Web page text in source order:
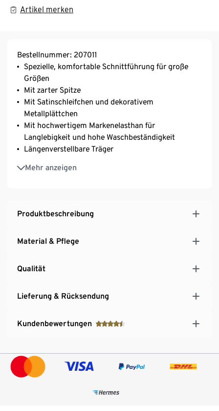
Artikel merken
Bestellnummer: 207011
Spezielle, komfortable Schnittführung für große
Größen
Mit zarter Spitze
Mit Satinschleifchen und dekorativem
Metallplättchen
Mit hochwertigem Markenelasthan für
Langlebigkeit und hohe Waschbeständigkeit
Längenverstellbare Träger
Mehr anzeigen
3-fach verstellbarer SoftSeal®-Häkchenverschluss
Produktbeschreibung
Material & Pflege
Qualität
Lieferung & Rücksendung
Kundenbewertungen